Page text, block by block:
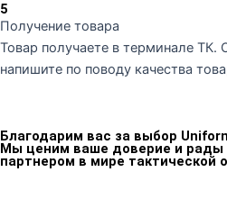
5
Получение товара
Товар получаете в терминале ТК.
напишите по поводу качества
Благодарим вас за выбор
Мы ценим ваше доверие и
партнером в мире тактической